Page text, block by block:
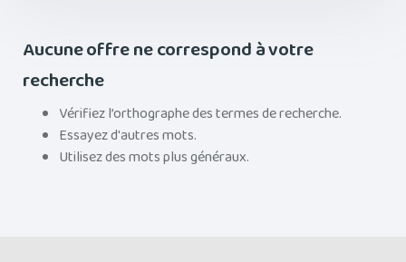
Aucune offre ne correspond à votre
recherche
Vérifiez l’orthographe des termes de recherche.
Essayez d'autres mots.
Utilisez des mots plus généraux.